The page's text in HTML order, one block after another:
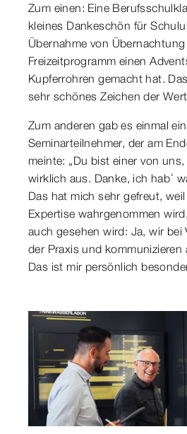
Zum einen: Eine
kleines Dankeschön für
Übernahme von
Freizeitprogramm einen
Kupferrohren gemacht hat.
sehr schönes Zeichen der
Zum anderen gab es einmal
Seminarteilnehmer, der am
meinte: „Du bist einer von
wirklich aus. Danke, ich hab‘
Das hat mich sehr gefreut,
Expertise wahrgenommen
auch gesehen wird: Ja, wir bei
der Praxis und kommunizieren
Das ist mir persönlich